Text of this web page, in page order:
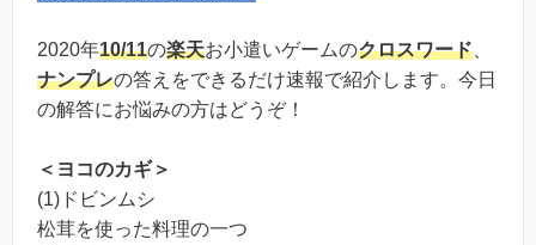
2020年10/11の楽天お小遣いゲームのクロスワード
ナンプレの答えをできるだけ速報で紹介します。今日
の解答にお悩みの方はどうぞ！
＜ヨコのカギ＞
(1)ドビンムシ
松茸を使った料理の一つ